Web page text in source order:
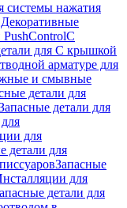
системы нажатия
С
для С крышкой
арматуре для
и смывные
детали для
детали для
для
детали для
Запасные
для
детали для